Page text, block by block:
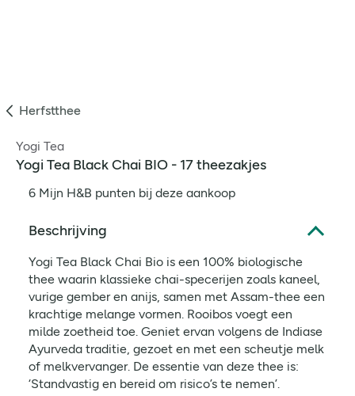
Herfstthee
Yogi Tea
Yogi Tea Black Chai BIO - 17 theezakjes
6 Mijn H&B punten bij deze aankoop
Beschrijving
Yogi Tea Black Chai Bio is een 100% biologische
thee waarin klassieke chai-specerijen zoals kaneel,
vurige gember en anijs, samen met Assam-thee een
krachtige melange vormen. Rooibos voegt een
milde zoetheid toe. Geniet ervan volgens de Indiase
Ayurveda traditie, gezoet en met een scheutje melk
of melkvervanger. De essentie van deze thee is:
‘Standvastig en bereid om risico’s te nemen’.